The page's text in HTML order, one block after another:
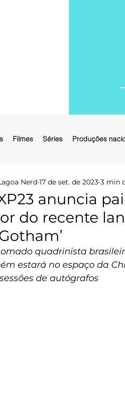
Filmes Séries Produções
anuncia
do recente
Nerd 17 de set. de 2023 3 min
quadrinista
estará no espaço da
de autógrafos